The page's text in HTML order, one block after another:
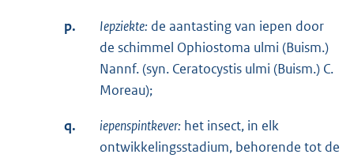
p. Iepziekte: de aantasting van iepen door
de schimmel Ophiostoma ulmi (Buism.)
Nannf. (syn. Ceratocystis ulmi (Buism.) C.
Moreau);
q. iepenspintkever: het insect, in elk
ontwikkelingsstadium, behorende tot de